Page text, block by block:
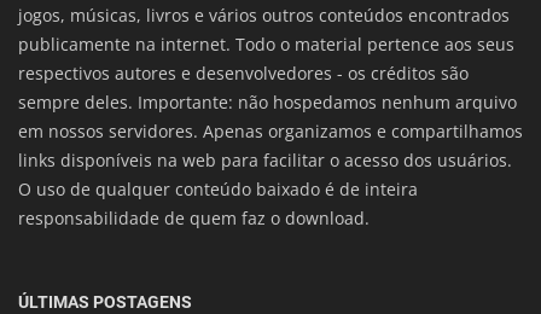
jogos, músicas, livros e vários outros conteúdos encontrados
publicamente na internet. Todo o material pertence aos seus
respectivos autores e desenvolvedores - os créditos são
sempre deles. Importante: não hospedamos nenhum arquivo
em nossos servidores. Apenas organizamos e compartilhamos
links disponíveis na web para facilitar o acesso dos usuários.
O uso de qualquer conteúdo baixado é de inteira
responsabilidade de quem faz o download.
ÚLTIMAS POSTAGENS